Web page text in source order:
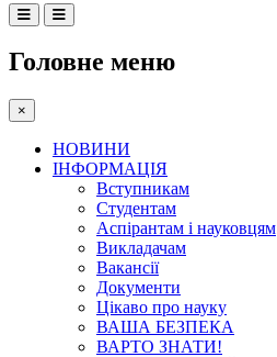
Головне меню
×
НОВИНИ
ІНФОРМАЦІЯ
Вступникам
Студентам
Аспірантам і науковцям
Викладачам
Вакансії
Документи
Цікаво про науку
ВАША БЕЗПЕКА
ВАРТО ЗНАТИ!